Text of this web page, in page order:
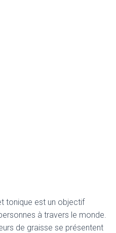
tonique est un objectif
à travers le monde.
de graisse se présentent